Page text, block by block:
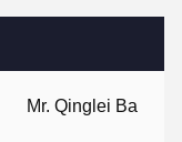
Mr. Qinglei Ba